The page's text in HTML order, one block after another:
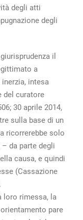
degli atti
degli
il
a
intesa
del curatore
30 aprile 2014,
sulla base di un
ricorrerebbe solo
da parte degli
causa, e quindi
(Cassazione
loro rimessa, la
pare